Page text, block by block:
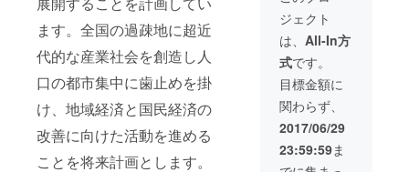
ます。全国の過疎地に超近
代的な産業社会を創造し人
口の都市集中に歯止めを掛
け、地域経済と国民経済の
改善に向けた活動を進める
ことを将来計画とします。
授に任命さ
る。X線工学
研究にて工
学博士（大
阪大学
1985)。以
後、水熱エ
ネルギー研
税・送
料込）
三晃建
築生活
食品部
で製造
中、９
月以降
順次発
送、素
材仕入
量制限
ジェクト
は、 All-In方
式です。
目標金額に
関わらず、
2017/06/29
23:59:59ま